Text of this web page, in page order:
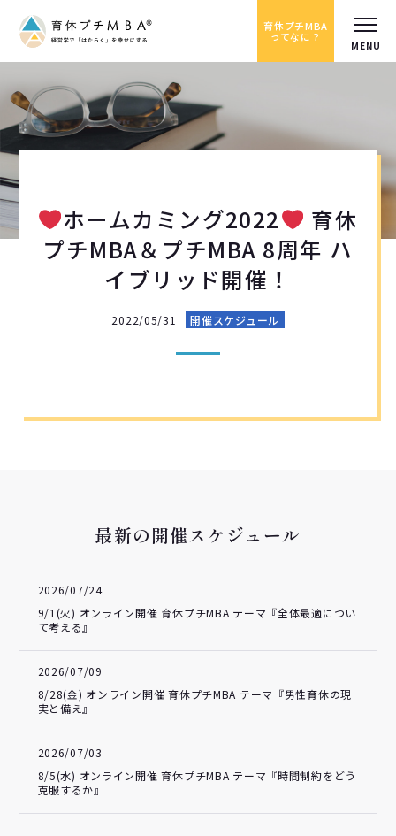
育休プチMBA
ってなに？
ホームカミング2022
育休
プチMBA＆プチMBA 8周年 ハ
イブリッド開催！
2022/05/31 開催スケジュール
最新の開催スケジュール
2026/07/24
9/1(火) オンライン開催 育休プチMBA テーマ『全体最適につい
て考える』
2026/07/09
8/28(金) オンライン開催 育休プチMBA テーマ『男性育休の現
実と備え』
2026/07/03
8/5(水) オンライン開催 育休プチMBA テーマ『時間制約をどう
克服するか』